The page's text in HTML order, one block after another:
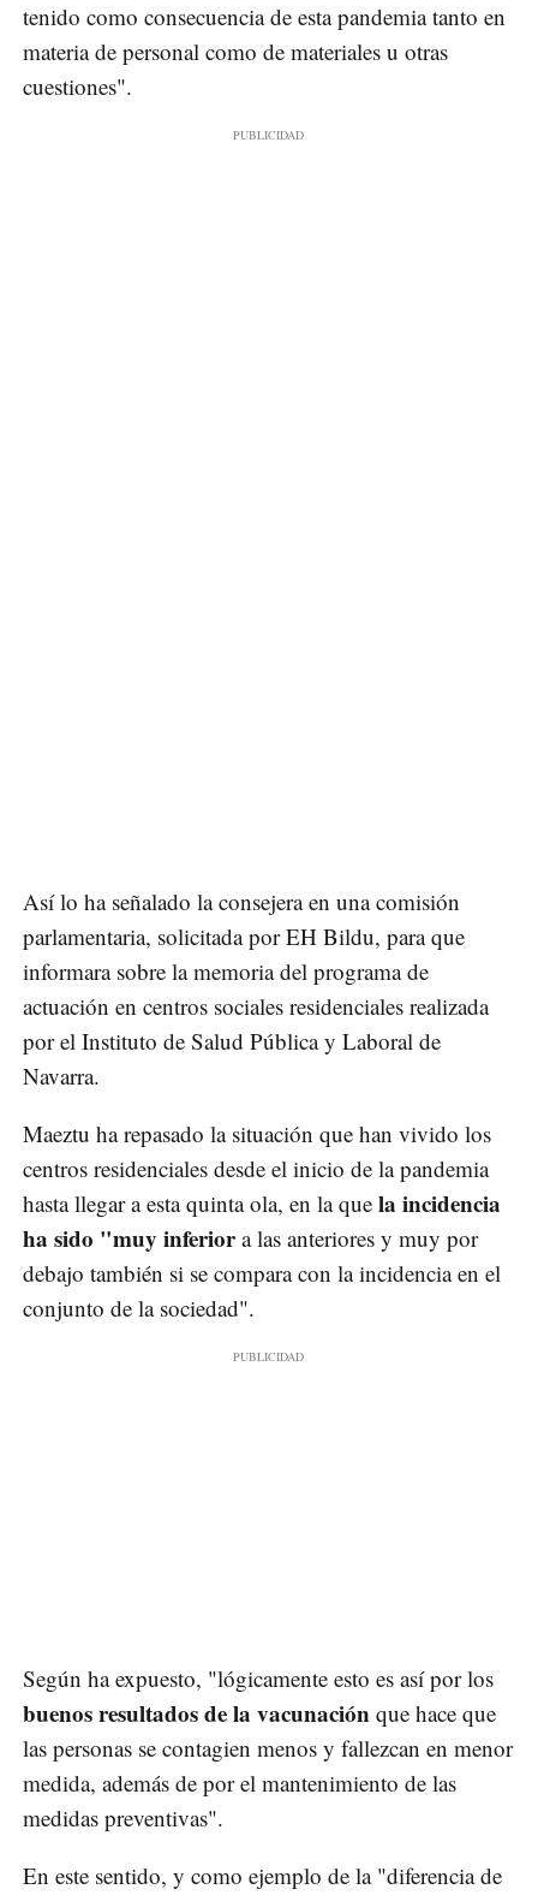
tenido como consecuencia de esta pandemia tanto en
materia de personal como de materiales u otras
cuestiones".
Así lo ha señalado la consejera en una comisión
parlamentaria, solicitada por EH Bildu, para que
informara sobre la memoria del programa de
actuación en centros sociales residenciales realizada
por el Instituto de Salud Pública y Laboral de
Navarra.
Maeztu ha repasado la situación que han vivido los
centros residenciales desde el inicio de la pandemia
hasta llegar a esta quinta ola, en la que la incidencia
ha sido "muy inferiora las anteriores y muy por
debajo también si se compara con la incidencia en el
conjunto de la sociedad".
Según ha expuesto, "lógicamente esto es así por los
buenos resultados de la vacunación que hace que
las personas se contagien menos y fallezcan en menor
medida, además de por el mantenimiento de las
medidas preventivas".
En este sentido, y como ejemplo de la "diferencia de